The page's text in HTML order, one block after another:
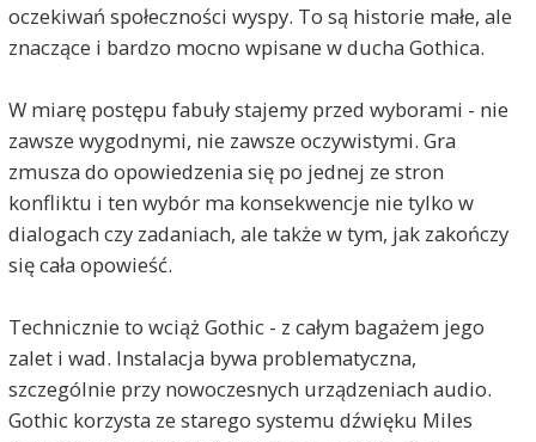
oczekiwań społeczności wyspy. To są historie małe, ale
znaczące i bardzo mocno wpisane w ducha Gothica.
W miarę postępu fabuły stajemy przed wyborami - nie
zawsze wygodnymi, nie zawsze oczywistymi. Gra
zmusza do opowiedzenia się po jednej ze stron
konfliktu i ten wybór ma konsekwencje nie tylko w
dialogach czy zadaniach, ale także w tym, jak zakończy
się cała opowieść.
Technicznie to wciąż Gothic - z całym bagażem jego
zalet i wad. Instalacja bywa problematyczna,
szczególnie przy nowoczesnych urządzeniach audio.
Gothic korzysta ze starego systemu dźwięku Miles